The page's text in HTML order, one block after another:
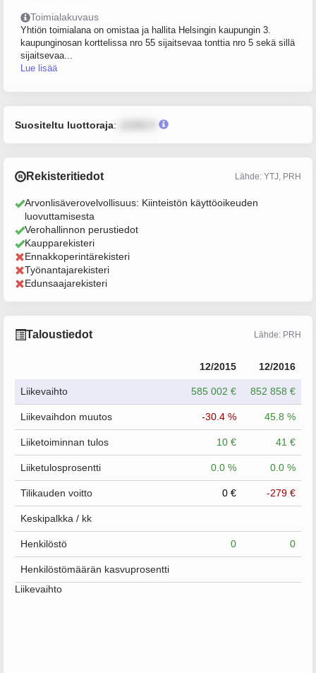
Toimialakuvaus
Yhtiön toimialana on omistaa ja hallita Helsingin kaupungin 3.
kaupunginosan korttelissa nro 55 sijaitsevaa tonttia nro 5 sekä sillä
sijaitsevaa...
Lue lisää
Suositeltu luottoraja:
Rekisteritiedot Lähde: YTJ, PRH
Arvonlisäverovelvollisuus: Kiinteistön käyttöoikeuden
luovuttamisesta
Verohallinnon perustiedot
Kaupparekisteri
Ennakkoperintärekisteri
Työnantajarekisteri
Edunsaajarekisteri
Taloustiedot Lähde: PRH
12/2015 12/2016
Liikevaihto 585 002 € 852 858 €
Liikevaihdon muutos -30.4 % 45.8 %
Liiketoiminnan tulos 10 € 41 €
Liiketulosprosentti 0.0 % 0.0 %
Tilikauden voitto 0 € -279 €
Keskipalkka / kk
Henkilöstö 0 0
Henkilöstömäärän kasvuprosentti
Liikevaihto